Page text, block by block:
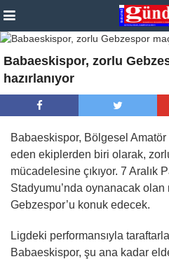
Babaeskispor, zorlu
hazırlanıyor
Babaeskispor, Bölgesel
eden ekiplerden biri olarak,
mücadelesine çıkıyor. 7 Aralık
Stadyumu’nda oynanacak
Gebzespor’u konuk edecek.
Ligdeki performansıyla
Babaeskispor, şu ana kadar